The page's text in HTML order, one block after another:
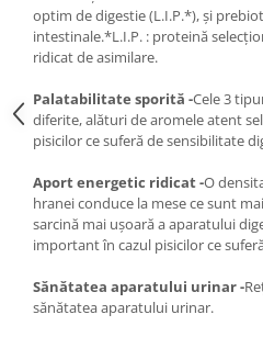
optim de digestie (L.I.P.*), și
intestinale.*L.I.P. : proteină
ridicat de asimilare.
Palatabilitate sporită -Cele 3
diferite, alături de aromele atent
pisicilor ce suferă de sensibilitate
Aport energetic ridicat -O
hranei conduce la mese ce sunt
sarcină mai ușoară a aparatului
important în cazul pisicilor ce
Sănătatea aparatului urinar -
sănătatea aparatului urinar.